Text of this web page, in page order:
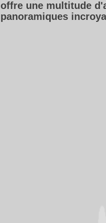
offre une multitude
panoramiques